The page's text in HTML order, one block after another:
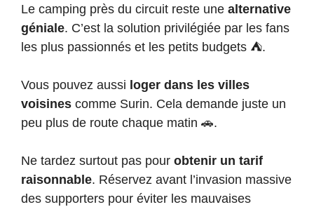
Le camping près du circuit reste une alternative
géniale. C’est la solution privilégiée par les fans
les plus passionnés et les petits budgets ⛺.
Vous pouvez aussi loger dans les villes
voisines comme Surin. Cela demande juste un
peu plus de route chaque matin 🚗.
Ne tardez surtout pas pour obtenir un tarif
raisonnable. Réservez avant l’invasion massive
des supporters pour éviter les mauvaises